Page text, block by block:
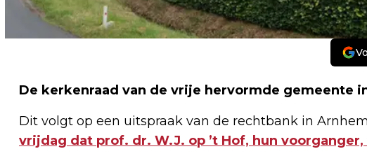
De kerkenraad van de vrije hervormde gemeente
Dit volgt op een uitspraak van de rechtbank in
vrijdag dat prof. dr. W.J. op ’t Hof, hun